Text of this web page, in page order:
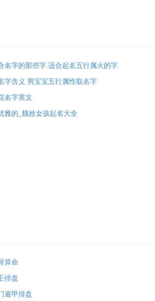
名字的那些字 适合起名五行属火的字
字含义 男宝宝五行属性取名字
名字英文
雅的_魏姓女孩起名大全
算命
排盘
遁甲排盘